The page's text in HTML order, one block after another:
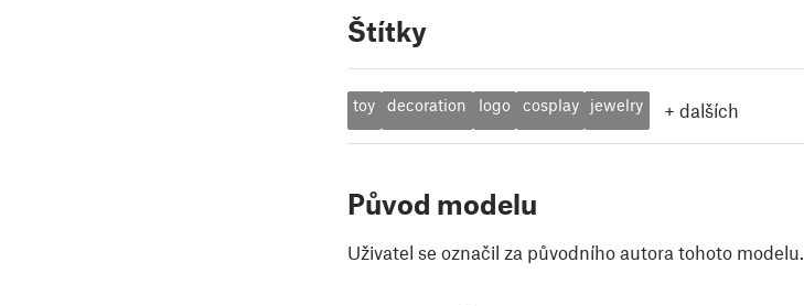
Štítky
toy decoration logo cosplay jewelry + dalších
Původ modelu
Uživatel se označil za původního autora tohoto modelu.